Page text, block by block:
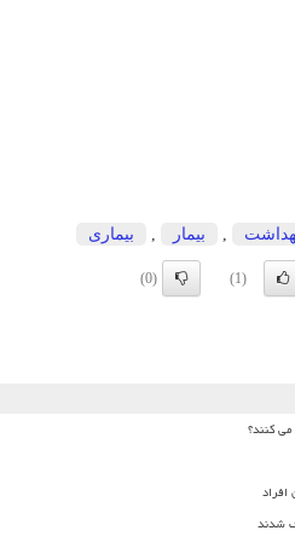
بیمار بیماری
(1)
(0)
کنند؟
شدند